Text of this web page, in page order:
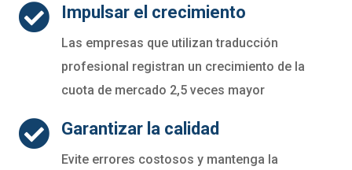
 Impulsar el crecimiento
Las empresas que utilizan traducción
profesional registran un crecimiento de la
cuota de mercado 2,5 veces mayor
 Garantizar la calidad
Evite errores costosos y mantenga la